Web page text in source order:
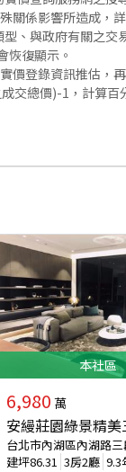
關係影響所造成，
、與政府有關之
恢復顯示。
價登錄資訊推估，
交總價)-1，計算
本社區
6,980 萬
安縵莊園綠景精美
台北市內湖區內湖路
建坪86.31 3房2廳 9.3